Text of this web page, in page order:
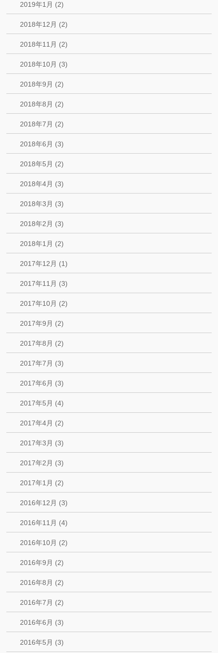
2019年1月 (2)
2018年12月 (2)
2018年11月 (2)
2018年10月 (3)
2018年9月 (2)
2018年8月 (2)
2018年7月 (2)
2018年6月 (3)
2018年5月 (2)
2018年4月 (3)
2018年3月 (3)
2018年2月 (3)
2018年1月 (2)
2017年12月 (1)
2017年11月 (3)
2017年10月 (2)
2017年9月 (2)
2017年8月 (2)
2017年7月 (3)
2017年6月 (3)
2017年5月 (4)
2017年4月 (2)
2017年3月 (3)
2017年2月 (3)
2017年1月 (2)
2016年12月 (3)
2016年11月 (4)
2016年10月 (2)
2016年9月 (2)
2016年8月 (2)
2016年7月 (2)
2016年6月 (3)
2016年5月 (3)